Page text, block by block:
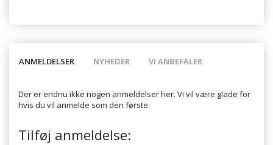
ANMELDELSER NYHEDER VI ANBEFALER
Der er endnu ikke nogen anmeldelser her. Vi vil være glade for
hvis du vil anmelde som den første.
Tilføj anmeldelse: